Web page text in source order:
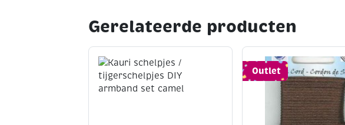
Gerelateerde producten
Outlet